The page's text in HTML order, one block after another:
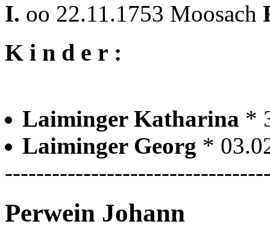
I. oo 22.11.1753 Moosach
K i n d e r :
Laiminger Katharina *
Laiminger Georg *
Perwein Johann